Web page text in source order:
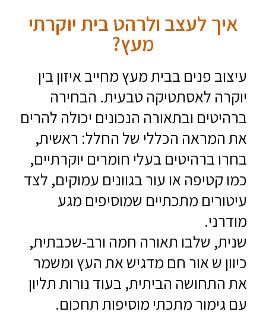
איך לעצב ולרהט בית יוקרתי
מעץ?
עיצוב פנים בבית מעץ מחייב איזון בין
יוקרה לאסתטיקה טבעית. הבחירה
ברהיטים ובתאורה הנכונים יכולה להרים
את המראה הכללי של החלל: ראשית,
בחרו ברהיטים בעלי חומרים יוקרתיים,
כמו קטיפה או עור בגוונים עמוקים, לצד
עיטורים מתכתיים שמוסיפים מגע
מודרני.
שנית, שלבו תאורה חמה ורב-שכבתית,
כיוון ש אור חם מדגיש את העץ ומשמר
את התחושה הביתית, בעוד נורות תליון
עם גימור מתכתי מוסיפות תחכום.